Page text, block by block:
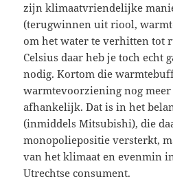
zijn klimaatvriendelijke
(terugwinnen uit riool,
om het water te verhitten tot
Celsius daar heb je toch echt
nodig. Kortom die
warmtevoorziening nog meer
afhankelijk. Dat is in het
(inmiddels Mitsubishi), die
monopoliepositie versterkt,
van het klimaat en evenmin
Utrechtse consument.